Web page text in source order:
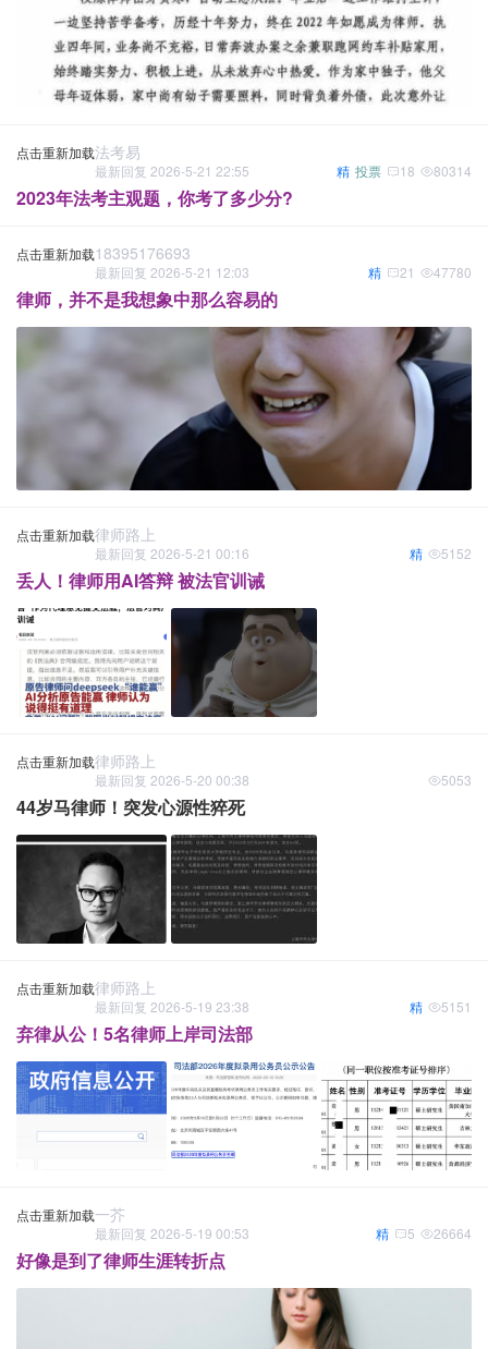
点击重新加载法考易
最新回复 2026-5-21 22:55 80314
18
投票
精
2023年法考主观题，你考了多少分?
点击重新加载18395176693
最新回复 2026-5-21 12:03 47780
21
精
律师，并不是我想象中那么容易的
点击重新加载律师路上
最新回复 2026-5-21 00:16 5152
精
丢人！律师用AI答辩 被法官训诫
点击重新加载律师路上
最新回复 2026-5-20 00:38 5053
44岁马律师！突发心源性猝死
点击重新加载律师路上
最新回复 2026-5-19 23:38 5151
精
弃律从公！5名律师上岸司法部
点击重新加载一芥
最新回复 2026-5-19 00:53 26664
5
精
好像是到了律师生涯转折点